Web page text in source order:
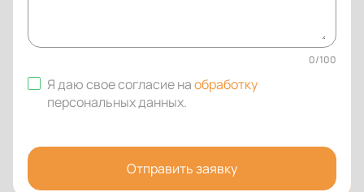
0/100
Я даю свое согласие наобработку
персональных данных.
Отправить заявку